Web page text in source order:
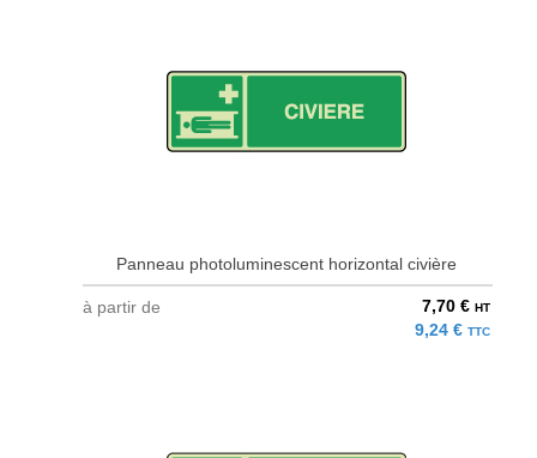
Panneau photoluminescent horizontal civière
à partir de 7,70 € HT
9,24 € TTC